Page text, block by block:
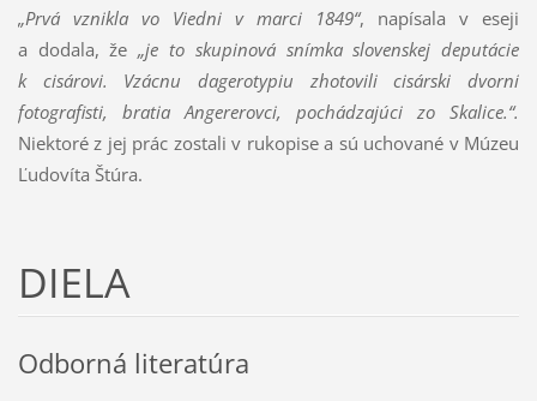
„Prvá vznikla vo Viedni v marci 1849“, napísala v eseji
a dodala, že„je to skupinová snímka slovenskej deputácie
k cisárovi. Vzácnu dagerotypiu zhotovili cisárski dvorní
fotografisti, bratia Angererovci, pochádzajúci zo Skalice.“.
Niektoré z jej prác zostali v rukopise a sú uchované v Múzeu
Ľudovíta Štúra.
DIELA
Odborná literatúra